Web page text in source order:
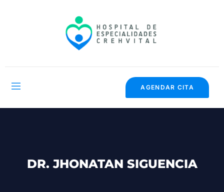
AGENDAR CITA
DR. JHONATAN SIGUENCIA